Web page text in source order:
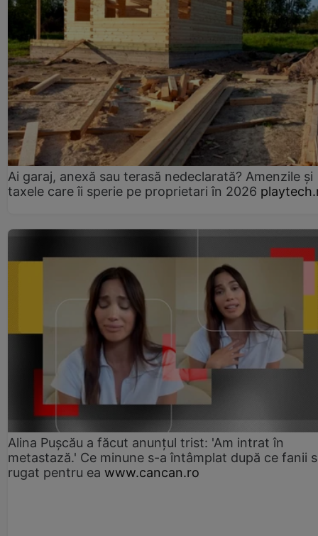
Ai garaj, anexă sau terasă nedeclarată? Amenzile și
taxele care îi sperie pe proprietari în 2026
Alina Pușcău a făcut anunțul trist: 'Am intrat în
metastază.' Ce minune s-a întâmplat după ce fanii
rugat pentru ea www.cancan.ro